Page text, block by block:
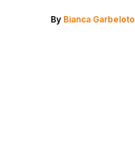
By Bianca Garbeloto